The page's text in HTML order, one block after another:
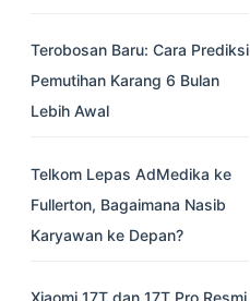
Terobosan Baru: Cara Prediksi
Pemutihan Karang 6 Bulan
Lebih Awal
Telkom Lepas AdMedika ke
Fullerton, Bagaimana Nasib
Karyawan ke Depan?
Xiaomi 17T dan 17T Pro Resmi